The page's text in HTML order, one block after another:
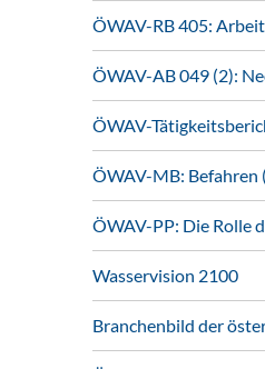
ÖWAV-RB 405:
ÖWAV-AB 049 (2):
ÖWAV-
ÖWAV-MB: Befahren
ÖWAV-PP: Die Rolle
Wasservision 2100
Branchenbild der